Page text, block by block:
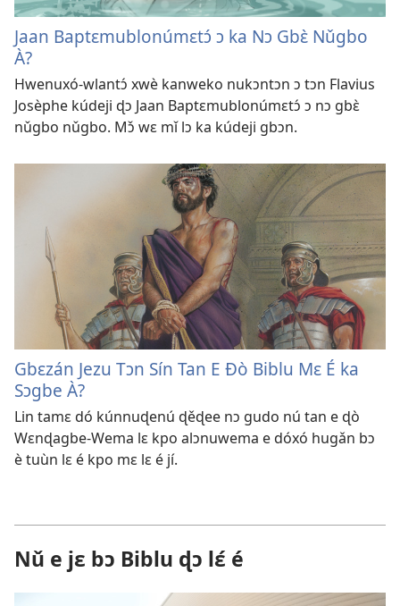
Jaan Baptɛmublonúmɛtɔ́ ɔ ka Nɔ Gbɛ̀ Nǔgbo
À?
Hwenuxó-wlantɔ́ xwè kanweko nukɔntɔn ɔ tɔn Flavius
Josèphe kúdeji ɖɔ Jaan Baptɛmublonúmɛtɔ́ ɔ nɔ gbɛ̀
nǔgbo nǔgbo. Mɔ̌ wɛ mǐ lɔ ka kúdeji gbɔn.
Gbɛzán Jezu Tɔn Sín Tan E Ðò Biblu Mɛ É ka
Sɔgbe À?
Lin tamɛ dó kúnnuɖenú ɖěɖee nɔ gudo nú tan e ɖò
Wɛnɖagbe-Wema lɛ kpo alɔnuwema e dóxó hugǎn bɔ
è tuùn lɛ é kpo mɛ lɛ é jí.
Nǔ e jɛ bɔ Biblu ɖɔ lɛ́ é